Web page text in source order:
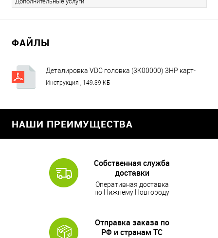
ФАЙЛЫ
Деталировка VDC головка (3K00000) 3HP карт-
схема.pdf
Инструкция , 149.39 КБ
НАШИ ПРЕИМУЩЕСТВА
Собственная служба
доставки
Оперативная доставка
по Нижнему Новгороду
Отправка заказа по
РФ и странам ТС